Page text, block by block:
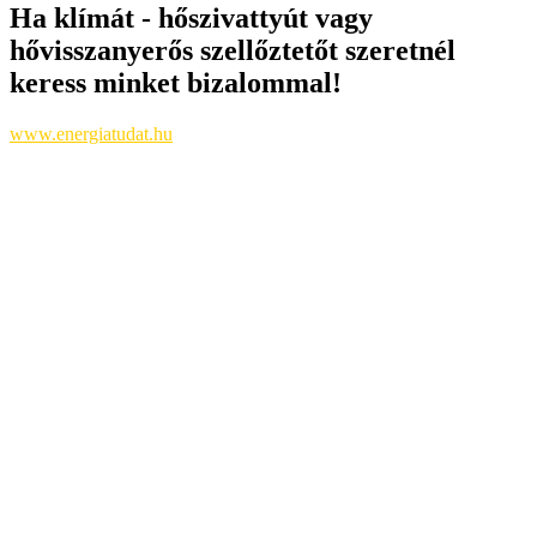
Ha klímát - hőszivattyút vagy
hővisszanyerős szellőztetőt szeretnél
keress minket bizalommal!
www.energiatudat.hu